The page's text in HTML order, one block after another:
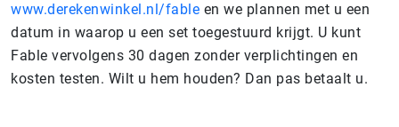
www.derekenwinkel.nl/fable en we plannen met u een
datum in waarop u een set toegestuurd krijgt. U kunt
Fable vervolgens 30 dagen zonder verplichtingen en
kosten testen. Wilt u hem houden? Dan pas betaalt u.